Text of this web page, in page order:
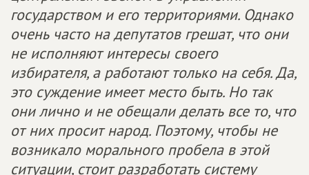
государством и его территориями. Однако
очень часто на депутатов грешат, что они
не исполняют интересы своего
избирателя, а работают только на себя. Да,
это суждение имеет место быть. Но так
они лично и не обещали делать все то, что
от них просит народ. Поэтому, чтобы не
возникало морального пробела в этой
ситуации, стоит разработать систему